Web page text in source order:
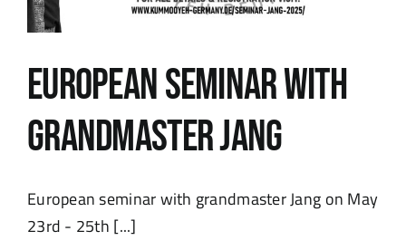
European Seminar with
Grandmaster Jang
European seminar with grandmaster Jang on May
23rd - 25th [...]